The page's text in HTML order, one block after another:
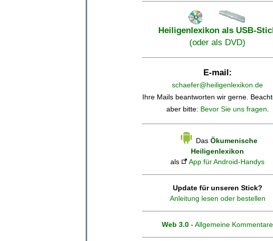
Heiligenlexikon als USB-
(oder als DVD)
E-mail:
schaefer@heiligenlexikon.de
Ihre Mails beantworten wir gerne.
aber bitte: Bevor Sie uns fragen.
Das Ökumenische
Heiligenlexikon
als
App für Android-Handys
Update für unseren Stick?
Anleitung lesen oder bestellen
Web 3.0 - Allgemeine Kommentare